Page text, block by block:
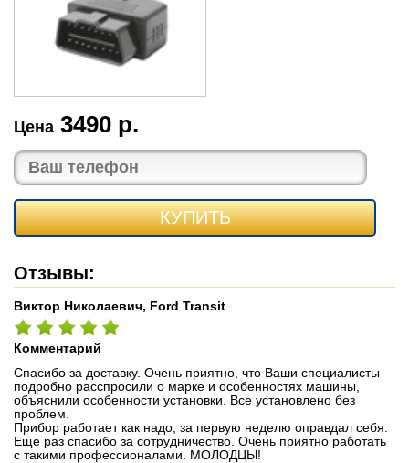
Цена 3490 р.
КУПИТЬ
Отзывы:
Виктор Николаевич, Ford Transit
Комментарий
Спасибо за доставку. Очень приятно, что Ваши специалисты
подробно расспросили о марке и особенностях машины,
объяснили особенности установки. Все установлено без
проблем.
Прибор работает как надо, за первую неделю оправдал себя.
Еще раз спасибо за сотрудничество. Очень приятно работать
с такими профессионалами. МОЛОДЦЫ!